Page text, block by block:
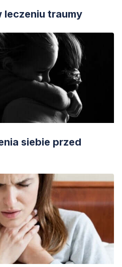
leczeniu traumy
siebie przed